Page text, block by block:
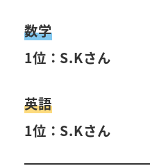
数学
1位：S.Kさん
英語
1位：S.Kさん